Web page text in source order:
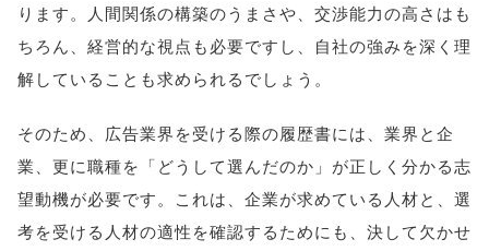
ります。人間関係の構築のうまさや、交渉能力の高さはも
ちろん、経営的な視点も必要ですし、自社の強みを深く理
解していることも求められるでしょう。
そのため、広告業界を受ける際の履歴書には、業界と企
業、更に職種を「どうして選んだのか」が正しく分かる志
望動機が必要です。これは、企業が求めている人材と、選
考を受ける人材の適性を確認するためにも、決して欠かせ